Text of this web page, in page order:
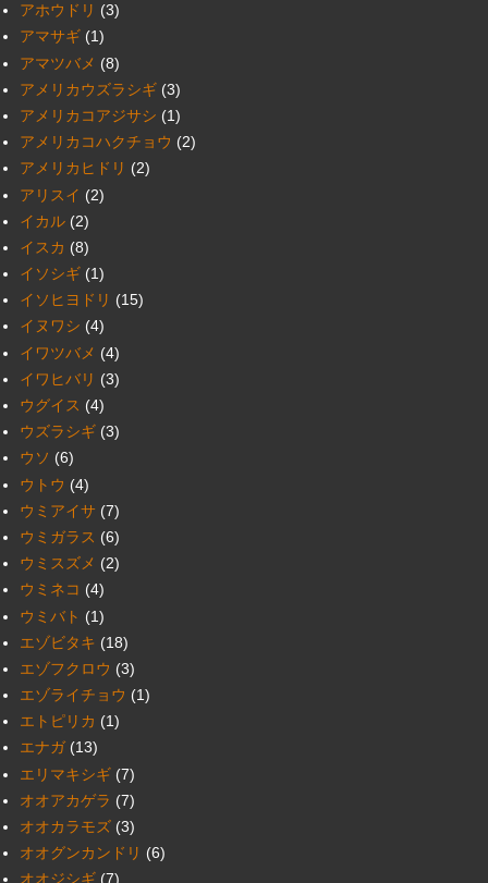
アホウドリ (3)
アマサギ (1)
アマツバメ (8)
アメリカウズラシギ (3)
アメリカコアジサシ (1)
アメリカコハクチョウ (2)
アメリカヒドリ (2)
アリスイ (2)
イカル (2)
イスカ (8)
イソシギ (1)
イソヒヨドリ (15)
イヌワシ (4)
イワツバメ (4)
イワヒバリ (3)
ウグイス (4)
ウズラシギ (3)
ウソ (6)
ウトウ (4)
ウミアイサ (7)
ウミガラス (6)
ウミスズメ (2)
ウミネコ (4)
ウミバト (1)
エゾビタキ (18)
エゾフクロウ (3)
エゾライチョウ (1)
エトピリカ (1)
エナガ (13)
エリマキシギ (7)
オオアカゲラ (7)
オオカラモズ (3)
オオグンカンドリ (6)
オオジシギ (7)